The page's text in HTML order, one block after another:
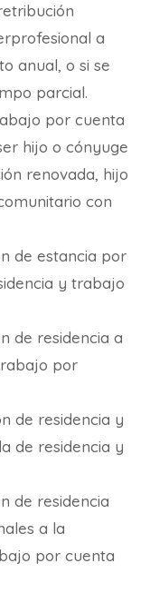
a
anual, o si se
parcial.
por cuenta
hijo o cónyuge
renovada, hijo
con
de estancia por
y trabajo
de residencia a
por
de residencia y
de residencia y
de residencia
a la
por cuenta